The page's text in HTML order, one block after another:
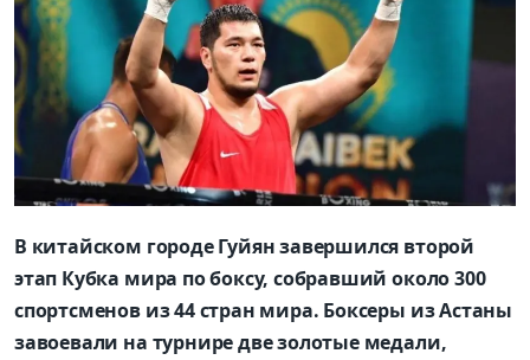
В китайском городе Гуйян завершился второй
этап Кубка мира по боксу, собравший около 300
спортсменов из 44 стран мира. Боксеры из Астаны
завоевали на турнире две золотые медали,